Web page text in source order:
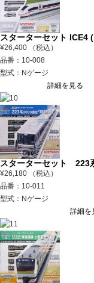
スターターセット ICE4
¥26,400 （税込）
品番：10-008
型式：Nゲージ
詳細を見る
スターターセット 223
¥26,180 （税込）
品番：10-011
型式：Nゲージ
詳細を